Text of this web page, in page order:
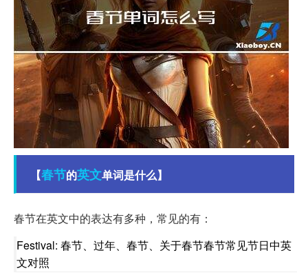
【春节的英文单词是什么】
春节在英文中的表达有多种，常见的有：
Festival: 春节、过年、春节、关于春节春节常见节日中英
文对照